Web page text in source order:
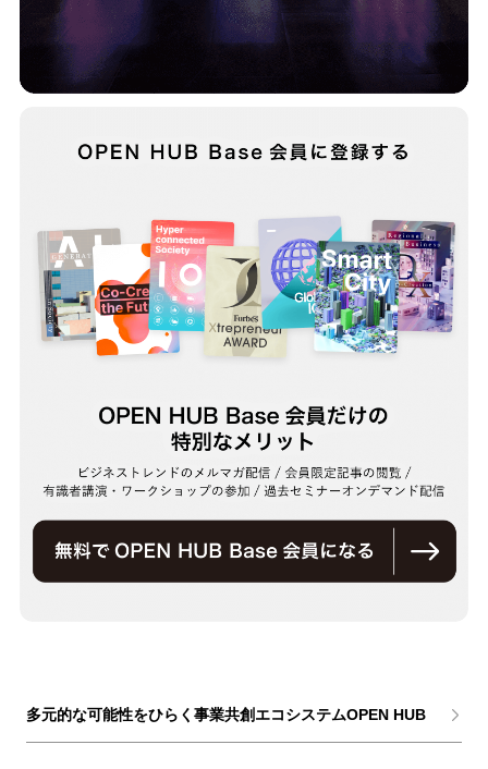
多元的な可能性をひらく事業共創エコシステムOPEN HUB